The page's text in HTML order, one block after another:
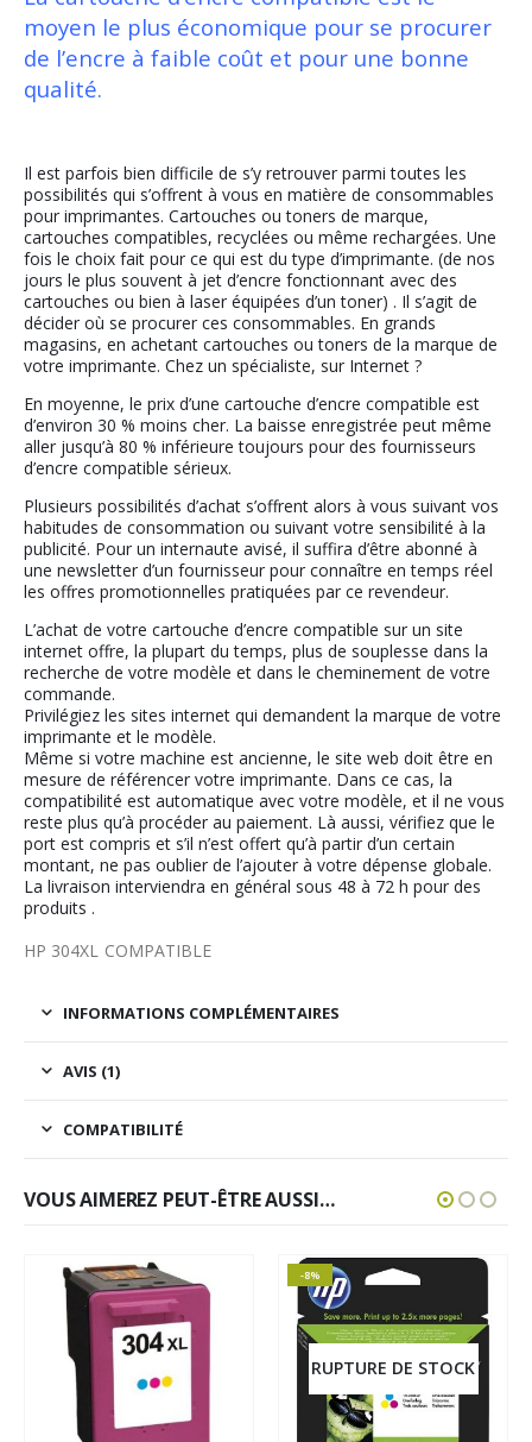
moyen le plus économique pour se procurer
de l’encre à faible coût et pour une bonne
qualité.
Il est parfois bien difficile de s’y retrouver parmi toutes les
possibilités qui s’offrent à vous en matière de consommables
pour imprimantes. Cartouches ou toners de marque,
cartouches compatibles, recyclées ou même rechargées. Une
fois le choix fait pour ce qui est du type d’imprimante. (de nos
jours le plus souvent à jet d’encre fonctionnant avec des
cartouches ou bien à laser équipées d’un toner) . Il s’agit de
décider où se procurer ces consommables. En grands
magasins, en achetant cartouches ou toners de la marque de
votre imprimante. Chez un spécialiste, sur Internet ?
En moyenne, le prix d’une cartouche d’encre compatible est
d’environ 30 % moins cher. La baisse enregistrée peut même
aller jusqu’à 80 % inférieure toujours pour des fournisseurs
d’encre compatible sérieux.
Plusieurs possibilités d’achat s’offrent alors à vous suivant vos
habitudes de consommation ou suivant votre sensibilité à la
publicité. Pour un internaute avisé, il suffira d’être abonné à
une newsletter d’un fournisseur pour connaître en temps réel
les offres promotionnelles pratiquées par ce revendeur.
L’achat de votre cartouche d’encre compatible sur un site
internet offre, la plupart du temps, plus de souplesse dans la
recherche de votre modèle et dans le cheminement de votre
commande.
Privilégiez les sites internet qui demandent la marque de votre
imprimante et le modèle.
Même si votre machine est ancienne, le site web doit être en
mesure de référencer votre imprimante. Dans ce cas, la
compatibilité est automatique avec votre modèle, et il ne vous
reste plus qu’à procéder au paiement. Là aussi, vérifiez que le
port est compris et s’il n’est offert qu’à partir d’un certain
montant, ne pas oublier de l’ajouter à votre dépense globale.
La livraison interviendra en général sous 48 à 72 h pour des
produits .
HP 304XL COMPATIBLE
INFORMATIONS COMPLÉMENTAIRES
AVIS (1)
COMPATIBILITÉ
VOUS AIMEREZ PEUT-ÊTRE AUSSI…
-8%
RUPTURE DE STOCK